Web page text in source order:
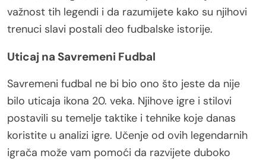
važnost tih legendi i da razumijete kako su njihovi
trenuci slavi postali deo fudbalske istorije.
Uticaj na Savremeni Fudbal
Savremeni fudbal ne bi bio ono što jeste da nije
bilo uticaja ikona 20. veka. Njihove igre i stilovi
postavili su temelje taktike i tehnike koje danas
koristite u analizi igre. Učenje od ovih legendarnih
igrača može vam pomoći da razvijete duboko